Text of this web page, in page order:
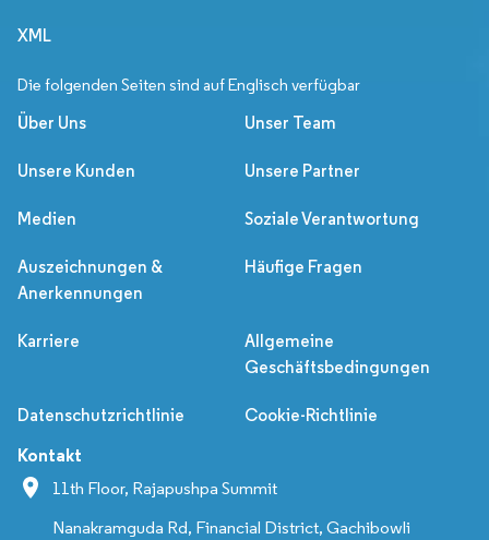
XML
Die folgenden Seiten sind auf Englisch verfügbar
Über Uns Unser Team
Unsere Kunden Unsere Partner
Medien Soziale Verantwortung
Auszeichnungen &
Anerkennungen
Häufige Fragen
Karriere
Allgemeine
Geschäftsbedingungen
Datenschutzrichtlinie Cookie-Richtlinie
Kontakt
11th Floor, Rajapushpa Summit
Nanakramguda Rd, Financial District, Gachibowli